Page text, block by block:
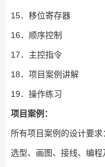
15．移位寄存器
16．顺序控制
17．主控指令
18．项目案例讲解
19．操作练习
项目案例：
所有项目案例的设计要求
选型、画图、接线、编